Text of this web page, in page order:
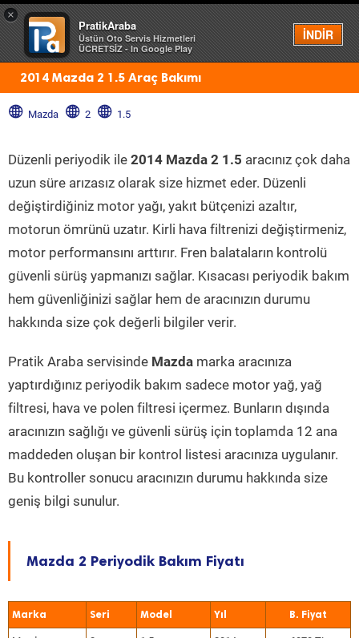
×
PratikAraba
Üstün Oto Servis Hizmetleri
ÜCRETSİZ - In Google Play
İNDİR
Menü
2014 Mazda 2 1.5 Araç Bakımı
Mazda 2 1.5
Düzenli periyodik ile 2014 Mazda 2 1.5 aracınız çok daha
uzun süre arızasız olarak size hizmet eder. Düzenli
değiştirdiğiniz motor yağı, yakıt bütçenizi azaltır,
motorun ömrünü uzatır. Kirli hava filtrenizi değiştirmeniz,
motor performansını arttırır. Fren balataların kontrolü
güvenli sürüş yapmanızı sağlar. Kısacası periyodik bakım
hem güvenliğinizi sağlar hem de aracınızın durumu
hakkında size çok değerli bilgiler verir.
Pratik Araba servisinde Mazda marka aracınıza
yaptırdığınız periyodik bakım sadece motor yağ, yağ
filtresi, hava ve polen filtresi içermez. Bunların dışında
aracınızın sağlığı ve güvenli sürüş için toplamda 12 ana
maddeden oluşan bir kontrol listesi aracınıza uygulanır.
Bu kontroller sonucu aracınızın durumu hakkında size
geniş bilgi sunulur.
Mazda 2 Periyodik Bakım Fiyatı
Marka Seri Model Yıl